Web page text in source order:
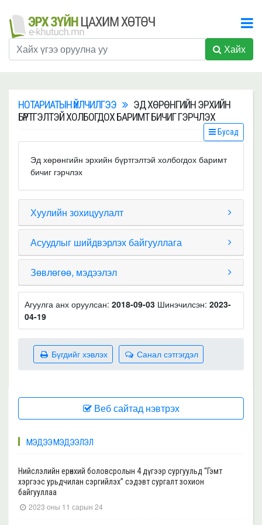
Хайх
НОТАРИАТЫН ҮЙЛЧИЛГЭЭ
ЭД ХӨРӨНГИЙН ЭРХИЙН
БҮРТГЭЛТЭЙ ХОЛБОГДОХ БАРИМТ БИЧИГ ГЭРЧЛЭХ
Бусад
Эд хөрөнгийн эрхийн бүртгэлтэй холбогдох баримт
бичиг гэрчлэх
Хуулийн зохицуулалт
Асуудлыг шийдвэрлэх байгууллага
Зөвлөгөө, мэдээлэл
Агуулга анх оруулсан: 2018-09-03 Шинэчилсэн: 2023-
04-19
Санал сэтгэгдэл
Бүгдийг хэвлэх
Веб сайтад нэвтрэх
МЭДЭЭ МЭДЭЭЛЭЛ
Нийслэлийн ерөнхий боловсролын 4 дүгээр сургуульд “Гэмт
хэргээс урьдчилан сэргийлэх” сэдэвт сургалт зохион
байгууллаа
2023 оны 11 сарын 24